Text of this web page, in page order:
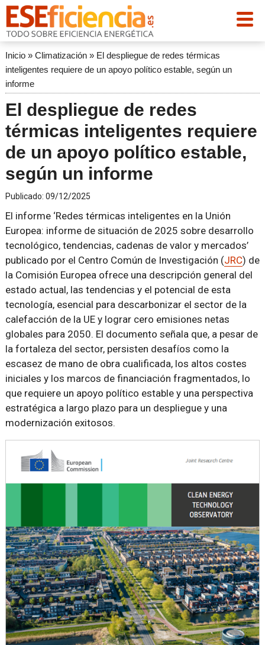
Inicio» Climatización» El despliegue de redes térmicas
inteligentes requiere de un apoyo político estable, según un
informe
El despliegue de redes
térmicas inteligentes requiere
de un apoyo político estable,
según un informe
Publicado: 09/12/2025
El informe ‘Redes térmicas inteligentes en la Unión
Europea: informe de situación de 2025 sobre desarrollo
tecnológico, tendencias, cadenas de valor y mercados’
publicado por el Centro Común de Investigación (JRC) de
la Comisión Europea ofrece una descripción general del
estado actual, las tendencias y el potencial de esta
tecnología, esencial para descarbonizar el sector de la
calefacción de la UE y lograr cero emisiones netas
globales para 2050. El documento señala que, a pesar de
la fortaleza del sector, persisten desafíos como la
escasez de mano de obra cualificada, los altos costes
iniciales y los marcos de financiación fragmentados, lo
que requiere un apoyo político estable y una perspectiva
estratégica a largo plazo para un despliegue y una
modernización exitosos.